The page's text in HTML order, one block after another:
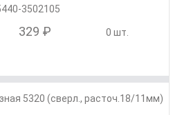
3502105
329 ₽ 0 шт.
5320 (сверл., расточ.18/11мм)